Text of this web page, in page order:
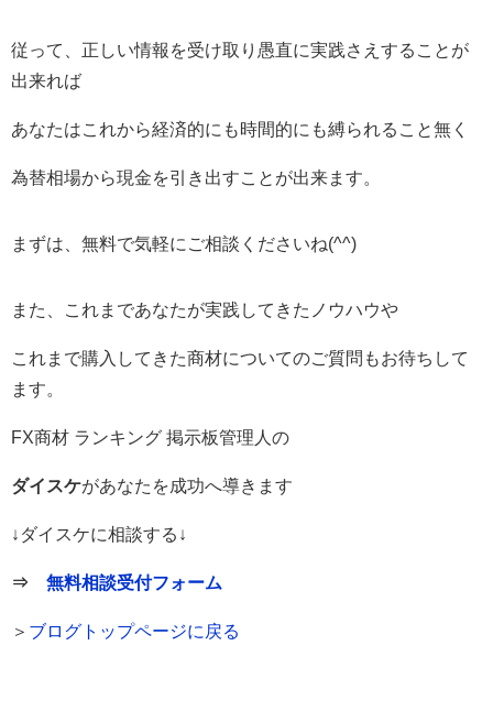
従って、正しい情報を受け取り愚直に実践さえすることが
出来れば
あなたはこれから経済的にも時間的にも縛られること無く
為替相場から現金を引き出すことが出来ます。
まずは、無料で気軽にご相談くださいね(^^)
また、これまであなたが実践してきたノウハウや
これまで購入してきた商材についてのご質問もお待ちして
ます。
FX商材 ランキング 掲示板管理人の
ダイスケがあなたを成功へ導きます
↓ダイスケに相談する↓
⇒ 無料相談受付フォーム
＞ ブログトップページに戻る